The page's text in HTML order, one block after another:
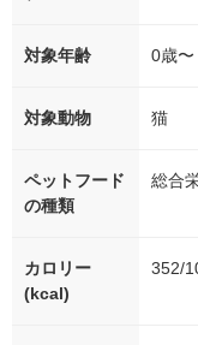
対象年齢 0歳〜
対象動物 猫
ペットフード
の種類
総合
カロリー
(kcal)
352/